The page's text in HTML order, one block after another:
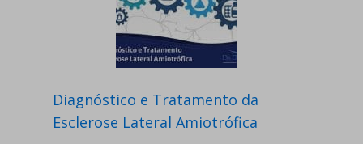
Diagnóstico e Tratamento da
Esclerose Lateral Amiotrófica